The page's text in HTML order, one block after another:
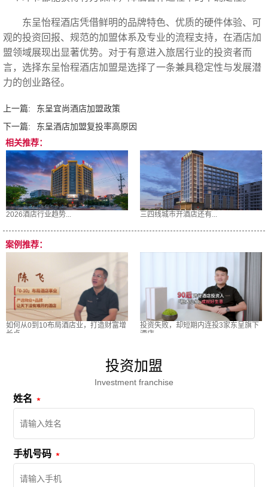
东呈怡程酒店凭借鲜明的品牌特色、优质的硬件体验、可
观的投资回报、规范的加盟体系及专业的流程支持，在酒店加
盟领域展现出显著优势。对于有意进入旅居行业的投资者而
言，选择东呈怡程酒店加盟是选择了一条兼具稳定性与发展潜
力的创业路径。‍
上一篇:
东呈宜尚酒店加盟政策
下一篇:
东呈酒店加盟复投率高原因
相关推荐：
2026酒店行业趋势... 三四线城市开酒店还有...
案例推荐：
如何从0到10布局酒店业，打造财富增
长点
投资失败，却短期内连投3家东呈旗下
酒店
投资加盟
Investment franchise
姓名
手机号码